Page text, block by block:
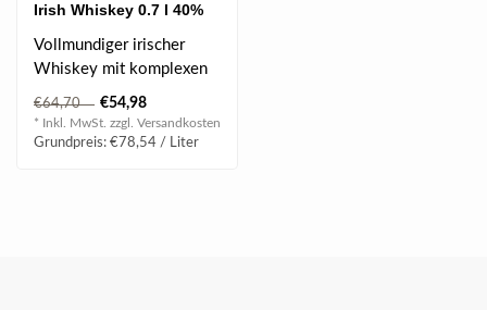
Irish Whiskey 0.7 l 40%
vol
Vollmundiger irischer
Whiskey mit komplexen
Aromen von Frucht,
Würze und Röstn..
€64,70 €54,98
* Inkl. MwSt. zzgl. Versandkosten
Grundpreis: €78,54 / Liter